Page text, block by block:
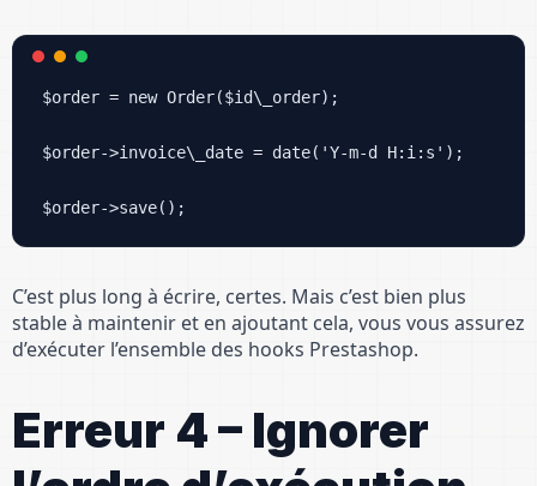
$order = new Order($id\_order);
$order->invoice\_date = date('Y-m-d H:i:s');
C’est plus long à écrire, certes. Mais c’est bien plus
stable à maintenir et en ajoutant cela, vous vous assurez
d’exécuter l’ensemble des hooks Prestashop.
Erreur 4 – Ignorer